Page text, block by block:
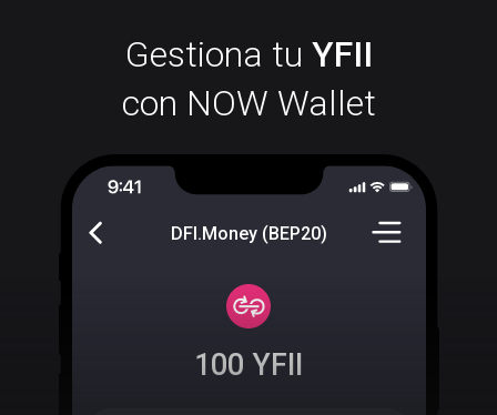
Gestiona tu YFII
con NOW Wallet
DFI.Money (BEP20)
100 YFII